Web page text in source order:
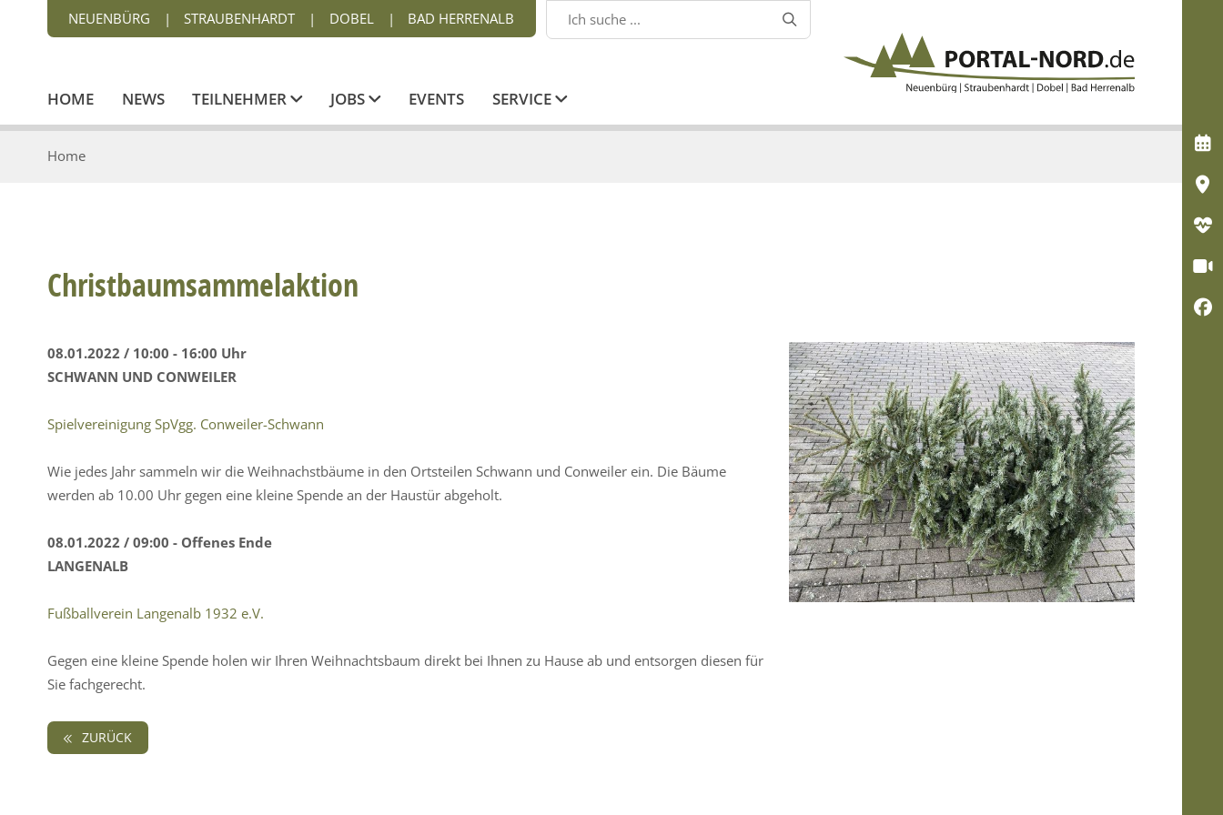
NEUENBÜRG | STRAUBENHARDT | DOBEL | BAD HERRENALB 
HOME NEWS TEILNEHMER JOBS EVENTS SERVICE
Home
Christbaumsammelaktion
08.01.2022 / 10:00 - 16:00 Uhr
SCHWANN UND CONWEILER
Spielvereinigung SpVgg. Conweiler-Schwann
Wie jedes Jahr sammeln wir die Weihnachstbäume in den Ortsteilen Schwann und Conweiler ein. Die Bäume
werden ab 10.00 Uhr gegen eine kleine Spende an der Haustür abgeholt.
08.01.2022 / 09:00 - Offenes Ende
LANGENALB
Fußballverein Langenalb 1932 e.V.
Gegen eine kleine Spende holen wir Ihren Weihnachtsbaum direkt bei Ihnen zu Hause ab und entsorgen diesen für
Sie fachgerecht.
ZURÜCK




